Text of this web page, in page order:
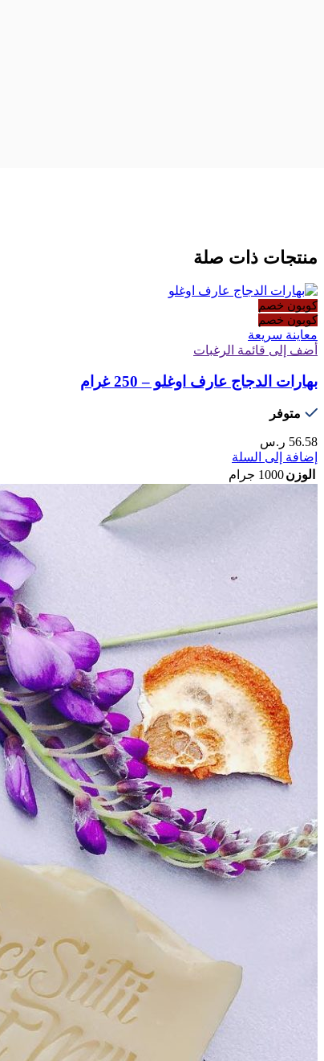
منتجات ذات صلة
كوبون خصم
كوبون خصم
معاينة سريعة
أضف إلى قائمة الرغبات
بهارات الدجاج عارف اوغلو – 250 غرام
متوفر
56.58 ر.س
إضافة إلى السلة
الوزن1000 جرام